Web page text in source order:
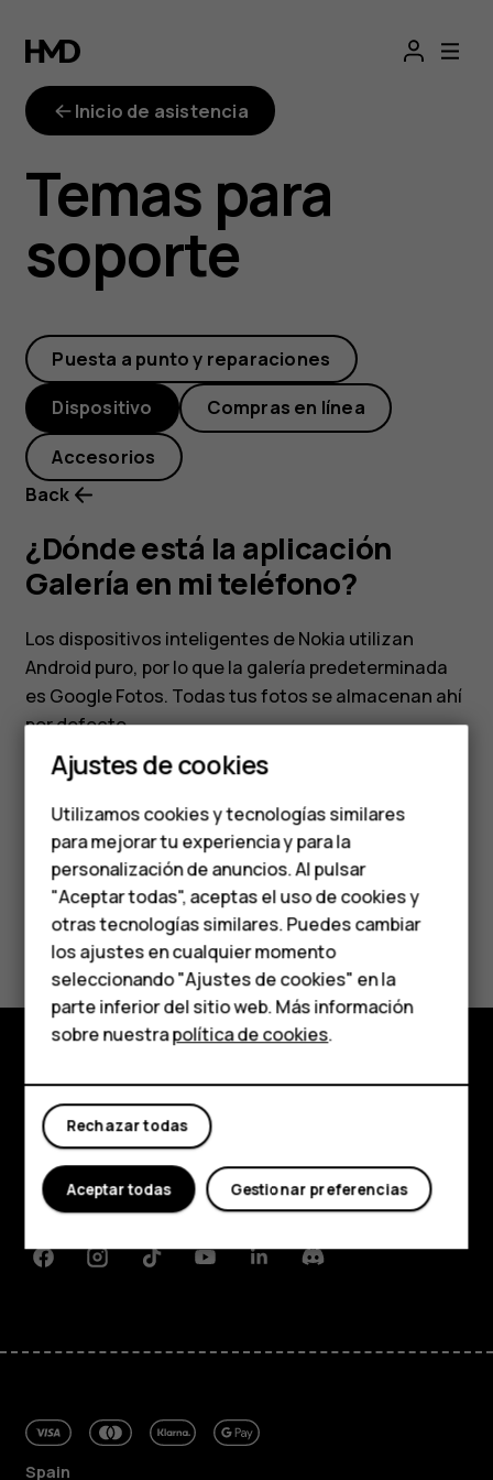
¿Dónde
está
la
aplicación
Galería
en
mi
teléfono?
Smartphones
Teléfonos clásicos
Teléfonos para
personas mayores
Accesorios
HMD Terra M
Para empresas
Tabletas
Tienda
Mi cuenta
Inicio de asistencia
Temas para
soporte
Puesta a punto y reparaciones
Dispositivo Compras en línea
Accesorios
Back
¿Dónde está la aplicación
Galería en mi teléfono?
Los dispositivos inteligentes de Nokia utilizan
Android puro, por lo que la galería predeterminada
es Google Fotos. Todas tus fotos se almacenan ahí
por defecto.
¿Te ha parecido útil?
Sí No
Tienda
Acerca de
Planet and people
FacebookInstagramTiktokYoutubeLinkedinDiscord
Spain
Ajustes de cookies
Utilizamos cookies y tecnologías similares
para mejorar tu experiencia y para la
personalización de anuncios. Al pulsar
"Aceptar todas", aceptas el uso de cookies y
otras tecnologías similares. Puedes cambiar
los ajustes en cualquier momento
seleccionando "Ajustes de cookies" en la
parte inferior del sitio web. Más información
sobre nuestrapolítica de cookies.
Rechazar todas
Gestionar preferencias
Aceptar todas